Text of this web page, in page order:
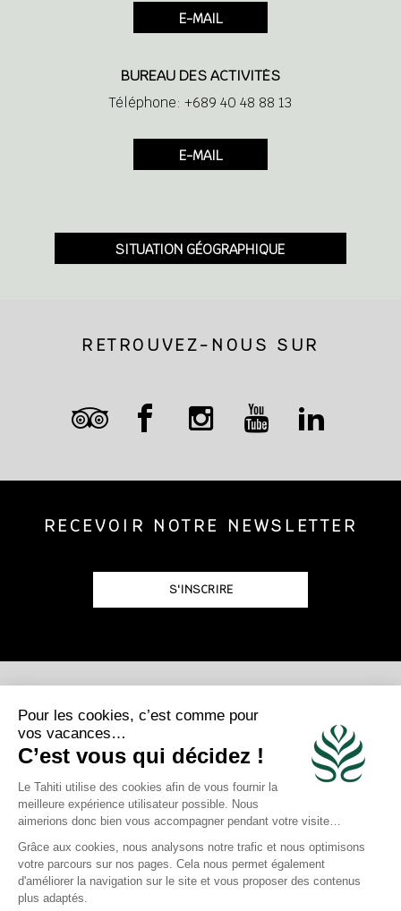
E-MAIL
BUREAU DES ACTIVITÉS
Téléphone: +689 40 48 88 13
E-MAIL
SITUATION GÉOGRAPHIQUE
RETROUVEZ-NOUS SUR
RECEVOIR NOTRE NEWSLETTER
S'INSCRIRE
POSTULEZ
REJOIGNEZ-NOUS
Photo Credits
Gregoire Le Bacon | Loic Lagarde | Blackstone | Maren Engh | Tahiti